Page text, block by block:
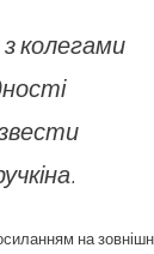
колегами
на